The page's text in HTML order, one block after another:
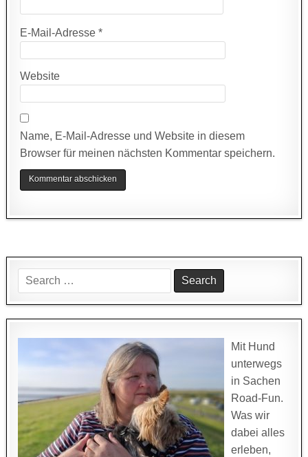
E-Mail-Adresse*
Website
Name, E-Mail-Adresse und Website in diesem
Browser für meinen nächsten Kommentar speichern.
Search
for:
Mit Hund
unterwegs
in Sachen
Road-Fun.
Was wir
dabei alles
erleben,